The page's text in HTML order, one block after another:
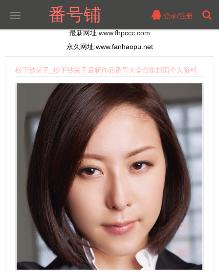
番号铺
切
登录/注册
最新网址:www.fhpccc.com
永久网址:www.fanhaopu.net
松下纱荣子_松下紗栄子最新作品番号大全合集封面个人资料